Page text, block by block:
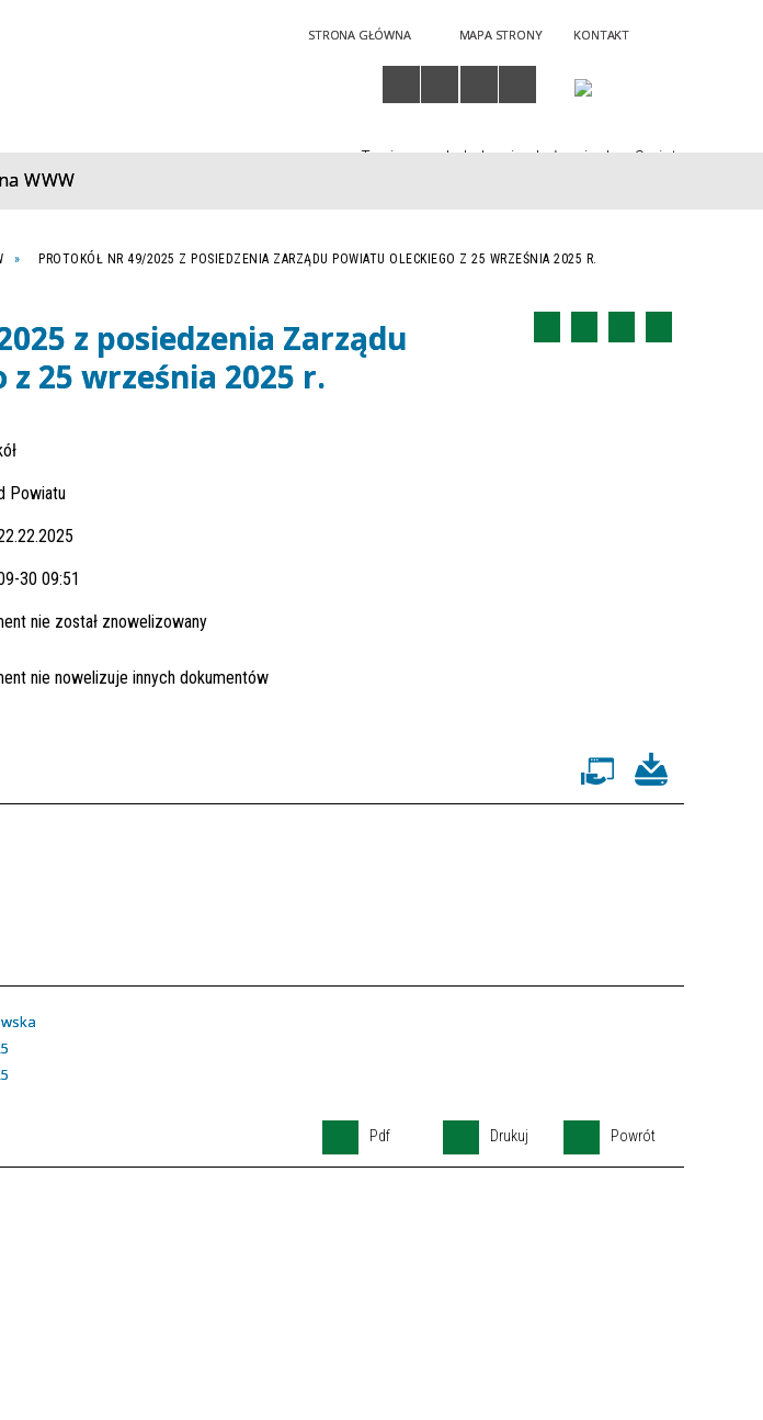
STRONA GŁÓWNA MAPA STRONY KONTAKT
Twoja przeglądarka nie obsługuje JavaScript
WWW
PROTOKÓŁ NR 49/2025 Z POSIEDZENIA ZARZĄDU POWIATU OLECKIEGO Z 25 WRZEŚNIA 2025 R.
z posiedzenia Zarządu
25 września 2025 r.
Powiatu
30 09:51
nie został znowelizowany
nie nowelizuje innych dokumentów
Pdf Drukuj Powrót